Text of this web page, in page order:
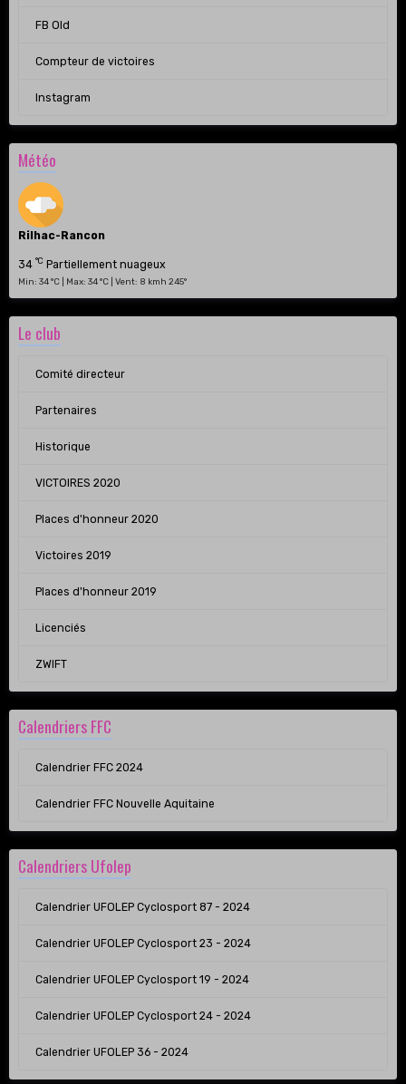
FB Old
Compteur de victoires
Instagram
Météo
Rilhac-Rancon
34 °C Partiellement nuageux
Min: 34 °C | Max: 34 °C | Vent: 8 kmh 245°
Le club
Comité directeur
Partenaires
Historique
VICTOIRES 2020
Places d'honneur 2020
Victoires 2019
Places d'honneur 2019
Licenciés
ZWIFT
Calendriers FFC
Calendrier FFC 2024
Calendrier FFC Nouvelle Aquitaine
Calendriers Ufolep
Calendrier UFOLEP Cyclosport 87 - 2024
Calendrier UFOLEP Cyclosport 23 - 2024
Calendrier UFOLEP Cyclosport 19 - 2024
Calendrier UFOLEP Cyclosport 24 - 2024
Calendrier UFOLEP 36 - 2024